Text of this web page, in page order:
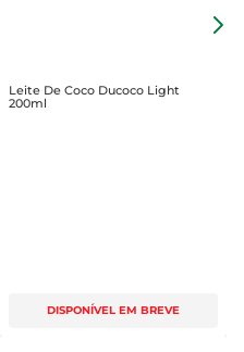
pode contribuir
com maior riqueza
Leite De Coco Ducoco Light
200ml
DISPONÍVEL EM BREVE